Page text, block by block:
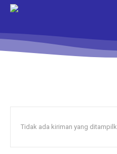
Tidak ada kiriman yang